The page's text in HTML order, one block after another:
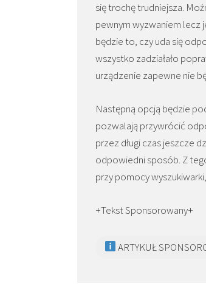
się trochę trudniejsza.
pewnym wyzwaniem lecz
będzie to, czy uda się
wszystko zadziałało
urządzenie zapewne nie
Następną opcją będzie
pozwalają przywrócić
przez długi czas jeszcze
odpowiedni sposób. Z
przy pomocy
+Tekst Sponsorowany+
ARTYKUŁ